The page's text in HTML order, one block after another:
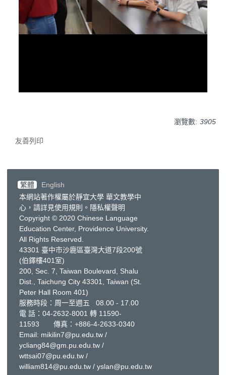
瀏覽數: 3905
友善列印
繁體
English
本網站著作權屬於靜宜大學 華文教學中
心，請詳見使用規則 。 隱私權聲明
Copyright © 2020 Chinese Language
Education Center, Providence University.
All Rights Reserved.
43301 臺中市沙鹿區臺灣大道7段200號
(伯鐸樓401室)
200, Sec. 7, Taiwan Boulevard, Shalu
Dist., Taichung City 43301, Taiwan (St.
Peter Hall Room 401)
服務時段：周一至週五 08.00 - 17.00
電 話： 04-2632-8001 轉 11590-
11593 傳真：+886-4-2633-0340
Email: mikilin7@pu.edu.tw /
ycliang84@gm.pu.edu.tw /
wttsai07@pu.edu.tw /
william814@pu.edu.tw / yslan@pu.edu.tw